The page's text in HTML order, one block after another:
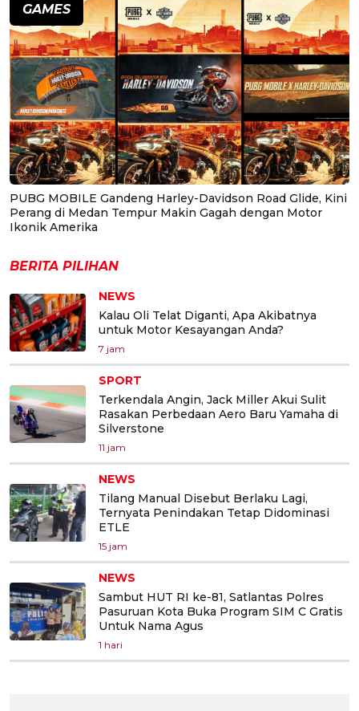
GAMES
PUBG MOBILE Gandeng Harley-Davidson Road Glide, Kini
Perang di Medan Tempur Makin Gagah dengan Motor
Ikonik Amerika
BERITA PILIHAN
NEWS
Kalau Oli Telat Diganti, Apa Akibatnya
untuk Motor Kesayangan Anda?
7 jam
SPORT
Terkendala Angin, Jack Miller Akui Sulit
Rasakan Perbedaan Aero Baru Yamaha di
Silverstone
11 jam
NEWS
Tilang Manual Disebut Berlaku Lagi,
Ternyata Penindakan Tetap Didominasi
ETLE
15 jam
NEWS
Sambut HUT RI ke-81, Satlantas Polres
Pasuruan Kota Buka Program SIM C Gratis
Untuk Nama Agus
1 hari